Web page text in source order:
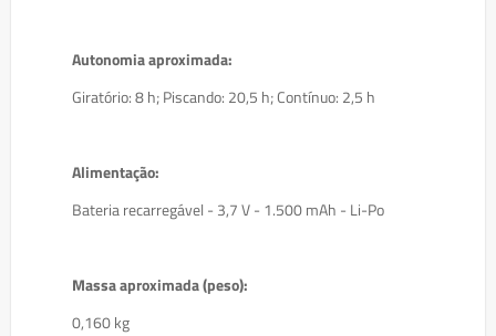
Autonomia aproximada:
Giratório: 8 h; Piscando: 20,5 h; Contínuo: 2,5 h
Alimentação:
Bateria recarregável - 3,7 V - 1.500 mAh - Li-Po
Massa aproximada (peso):
0,160 kg